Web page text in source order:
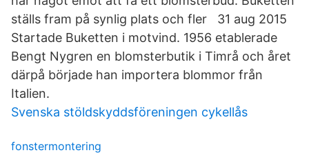
ställs fram på synlig plats och fler 31 aug 2015
Startade Buketten i motvind. 1956 etablerade
Bengt Nygren en blomsterbutik i Timrå och året
därpå började han importera blommor från
Italien.
Svenska stöldskyddsföreningen cykellås
fonstermontering